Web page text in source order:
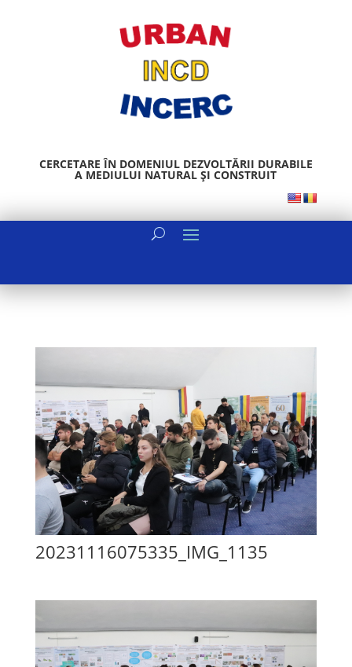
CERCETARE ÎN DOMENIUL DEZVOLTĂRII DURABILE
A MEDIULUI NATURAL ȘI CONSTRUIT
20231116075335_IMG_1135